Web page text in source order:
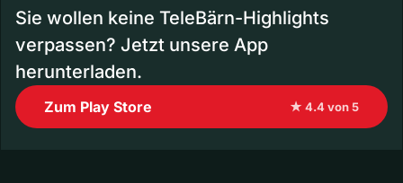
Sie wollen keine TeleBärn-Highlights
verpassen? Jetzt unsere App
herunterladen.
Zum Play Store ★ 4.4 von 5